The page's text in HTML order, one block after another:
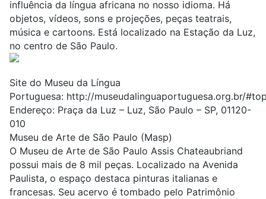
influência da língua africana no nosso idioma. Há
objetos, vídeos, sons e projeções, peças teatrais,
música e cartoons. Está localizado na Estação da Luz,
no centro de São Paulo.
Site do Museu da Língua
Portuguesa: http://museudalinguaportuguesa.org.br/
Endereço: Praça da Luz – Luz, São Paulo – SP, 01120-
010
Museu de Arte de São Paulo (Masp)
O Museu de Arte de São Paulo Assis Chateaubriand
possui mais de 8 mil peças. Localizado na Avenida
Paulista, o espaço destaca pinturas italianas e
francesas. Seu acervo é tombado pelo Patrimônio